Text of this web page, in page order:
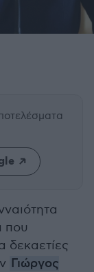
που
δεκαετίες
Γιώργος